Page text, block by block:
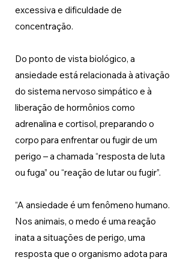
excessiva e dificuldade de
concentração.
Do ponto de vista biológico, a
ansiedade está relacionada à ativação
do sistema nervoso simpático e à
liberação de hormônios como
adrenalina e cortisol, preparando o
corpo para enfrentar ou fugir de um
perigo – a chamada “resposta de luta
ou fuga” ou “reação de lutar ou fugir”.
“A ansiedade é um fenômeno humano.
Nos animais, o medo é uma reação
inata a situações de perigo, uma
resposta que o organismo adota para